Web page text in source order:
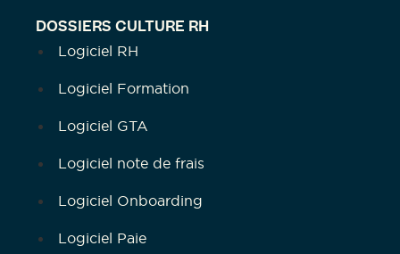
DOSSIERS CULTURE RH
Logiciel RH
Logiciel Formation
Logiciel GTA
Logiciel note de frais
Logiciel Onboarding
Logiciel Paie